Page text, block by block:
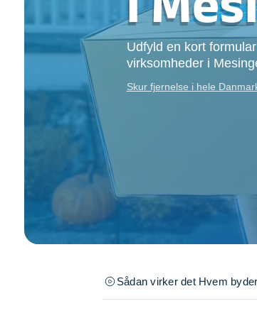
Se
Udfyld en kort
virksomheder i
Skur fjernelse i hele
Sådan virker det Hvem byder